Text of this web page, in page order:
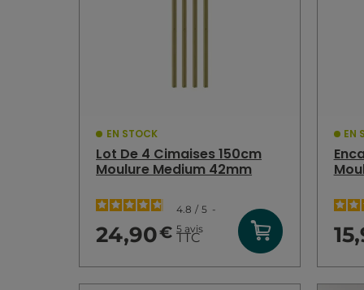
EN STOCK
Lot De 4 Cimaises 150cm
Moulure Medium 42mm
4.8 / 5 -
5avis
24,90€ TTC
EN